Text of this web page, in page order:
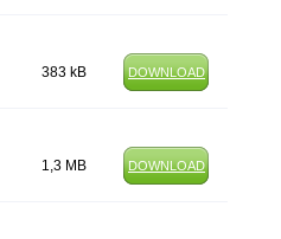
383 kB DOWNLOAD
1,3 MB DOWNLOAD